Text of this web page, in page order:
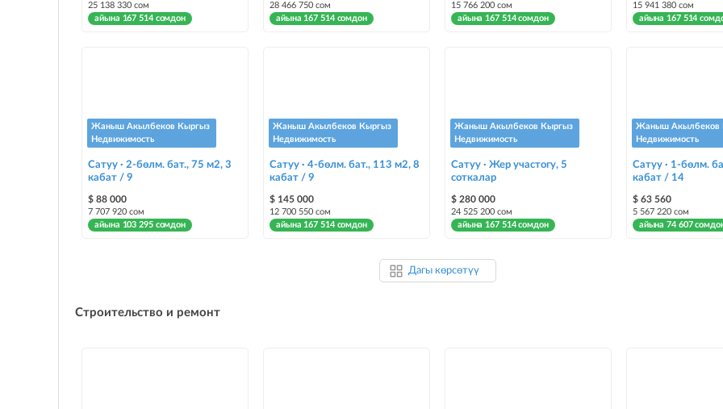
25 138 330 сом
айына 167 514 сомдон
28 466 750 сом
айына 167 514 сомдон
15 766 200 сом
айына 167 514 сомдон
15 941 380 сом
айына 167 514
Жаныш Акылбеков Кыргыз
Недвижимость
Сатуу · 2-бөлм. бат., 75 м2, 3
кабат / 9
$ 88 000
7 707 920 сом
айына 103 295 сомдон
Жаныш Акылбеков Кыргыз
Недвижимость
Сатуу · 4-бөлм. бат., 113 м2, 8
кабат / 9
$ 145 000
12 700 550 сом
айына 167 514 сомдон
Жаныш Акылбеков Кыргыз
Недвижимость
Сатуу · Жер участогу, 5
соткалар
$ 280 000
24 525 200 сом
айына 167 514 сомдон
Жаныш Акылбеков
Недвижимость
Сатуу · 1-бөлм.
кабат / 14
$ 63 560
5 567 220 сом
айына 74 607
Дагы көрсөтүү
Строительство и ремонт